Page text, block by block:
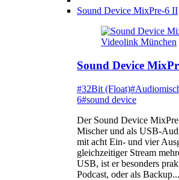
Sound Device MixPre-6 II
Sound Device
#32Bit (Float)
6#sound device
Der Sound Device
Mischer und als USB-
mit acht Ein- und vier
gleichzeitiger Stream
USB, ist er besonders
Podcast, oder als